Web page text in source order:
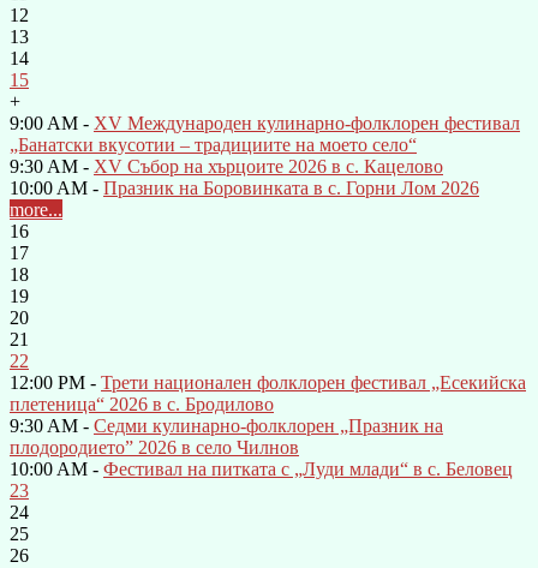
12
13
14
15
+
9:00 AM - XV Международен кулинарно-фолклорен фестивал
„Банатски вкусотии – традициите на моето село“
9:30 AM - XV Събор на хърцоите 2026 в с. Кацелово
10:00 AM - Празник на Боровинката в с. Горни Лом 2026
more...
16
17
18
19
20
21
22
12:00 PM - Трети национален фолклорен фестивал „Есекийска
плетеница“ 2026 в с. Бродилово
9:30 AM - Седми кулинарно-фолклорен „Празник на
плодородието” 2026 в село Чилнов
10:00 AM - Фестивал на питката с „Луди млади“ в с. Беловец
23
24
25
26